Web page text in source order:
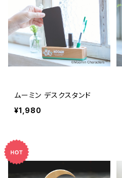
ムーミン デスクスタンド
¥1,980